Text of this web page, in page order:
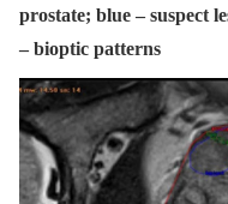
prostate; blue – suspect
– bioptic patterns